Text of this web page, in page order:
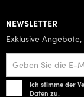
NEWSLETTER
Exklusive
Ich stimme der
Daten zu.